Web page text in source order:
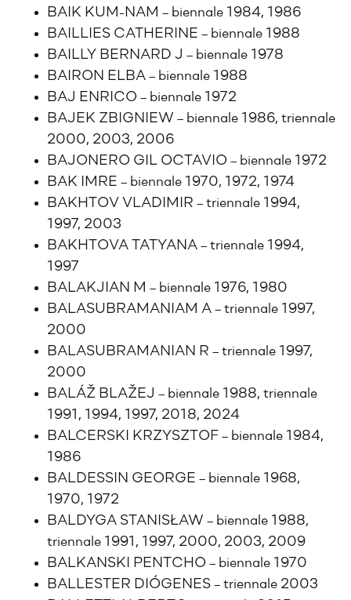
BAIK KUM-NAM – biennale 1984, 1986
BAILLIES CATHERINE – biennale 1988
BAILLY BERNARD J – biennale 1978
BAIRON ELBA – biennale 1988
BAJ ENRICO – biennale 1972
BAJEK ZBIGNIEW – biennale 1986, triennale
2000, 2003, 2006
BAJONERO GIL OCTAVIO – biennale 1972
BAK IMRE – biennale 1970, 1972, 1974
BAKHTOV VLADIMIR – triennale 1994,
1997, 2003
BAKHTOVA TATYANA – triennale 1994,
1997
BALAKJIAN M – biennale 1976, 1980
BALASUBRAMANIAM A – triennale 1997,
2000
BALASUBRAMANIAN R – triennale 1997,
2000
BALÁŽ BLAŽEJ – biennale 1988, triennale
1991, 1994, 1997, 2018, 2024
BALCERSKI KRZYSZTOF – biennale 1984,
1986
BALDESSIN GEORGE – biennale 1968,
1970, 1972
BALDYGA STANISŁAW – biennale 1988,
triennale 1991, 1997, 2000, 2003, 2009
BALKANSKI PENTCHO – biennale 1970
BALLESTER DIÓGENES – triennale 2003